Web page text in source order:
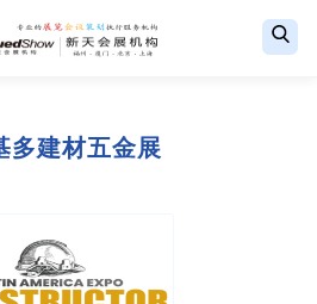
多建材五金展